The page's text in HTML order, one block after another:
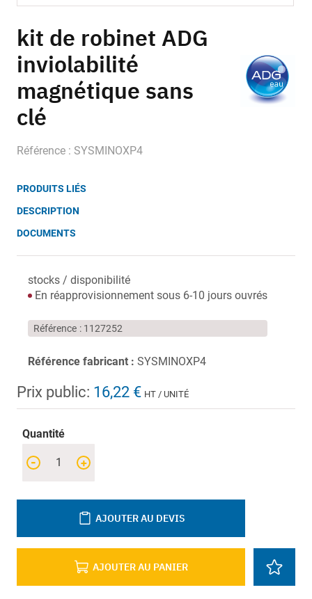
to
the
beginning
of
the
images
gallery
kit de robinet ADG
inviolabilité
magnétique sans
clé
Référence : SYSMINOXP4
PRODUITS LIÉS
DESCRIPTION
DOCUMENTS
stocks / disponibilité
En réapprovisionnement sous 6-10 jours ouvrés
Référence 1127252
Référence fabricant : SYSMINOXP4
Prix public: 16,22 € HT / UNITÉ
Quantité
+
-
AJOUTER AU PANIER
AJOUTER AU DEVIS